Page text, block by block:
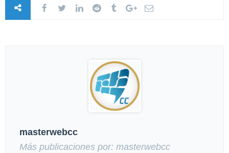
masterwebcc
Más publicaciones por: masterwebcc